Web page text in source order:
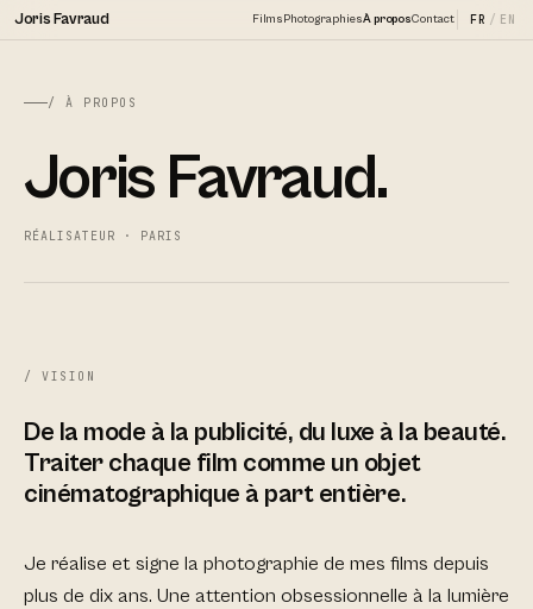
Joris Favraud FilmsPhotographiesÀ proposContact FR / EN
/ À PROPOS
Joris Favraud.
RÉALISATEUR · PARIS
/ VISION
De la mode à la publicité, du luxe à la beauté.
Traiter chaque film comme un objet
cinématographique à part entière.
Je réalise et signe la photographie de mes films depuis
plus de dix ans. Une attention obsessionnelle à la lumière